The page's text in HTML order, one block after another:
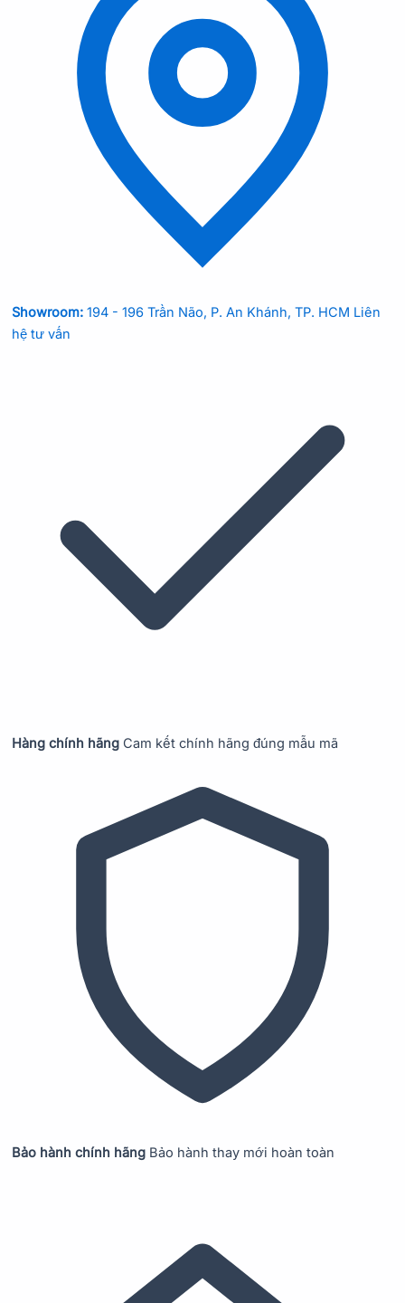
Showroom: 194 - 196 Trần Não, P. An Khánh, TP. HCM Liên
hệ tư vấn
Hàng chính hãng Cam kết chính hãng đúng mẫu mã
Bảo hành chính hãng Bảo hành thay mới hoàn toàn